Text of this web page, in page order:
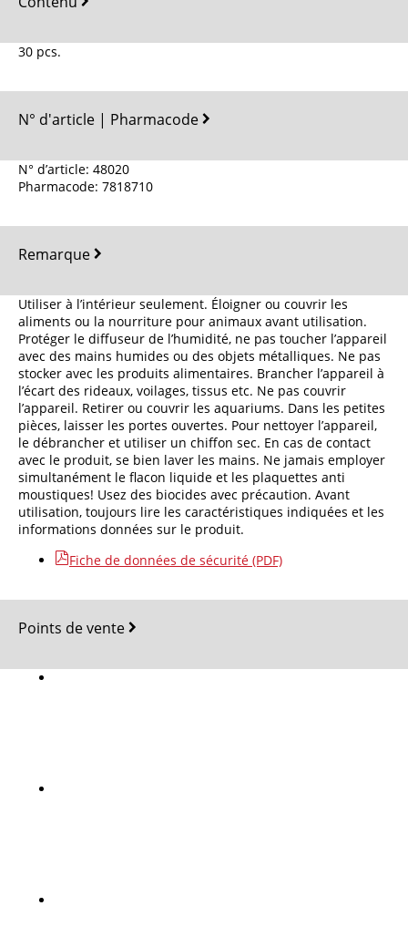
30 pcs.
N° d'article | Pharmacode
N° d’article: 48020
Pharmacode: 7818710
Remarque
Utiliser à l’intérieur seulement. Éloigner ou couvrir les
aliments ou la nourriture pour animaux avant utilisation.
Protéger le diffuseur de l’humidité, ne pas toucher l’appareil
avec des mains humides ou des objets métalliques. Ne pas
stocker avec les produits alimentaires. Brancher l’appareil à
l’écart des rideaux, voilages, tissus etc. Ne pas couvrir
l’appareil. Retirer ou couvrir les aquariums. Dans les petites
pièces, laisser les portes ouvertes. Pour nettoyer l’appareil,
le débrancher et utiliser un chiffon sec. En cas de contact
avec le produit, se bien laver les mains. Ne jamais employer
simultanément le flacon liquide et les plaquettes anti
moustiques! Usez des biocides avec précaution. Avant
utilisation, toujours lire les caractéristiques indiquées et les
informations données sur le produit.
Fiche de données de sécurité (PDF)
Points de vente